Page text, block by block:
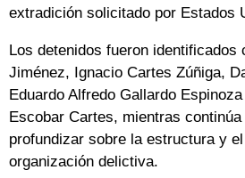
extradición solicitado por Estados
Los detenidos fueron identificados
Jiménez, Ignacio Cartes Zúñiga,
Eduardo Alfredo Gallardo
Escobar Cartes, mientras
profundizar sobre la estructura y
organización delictiva.